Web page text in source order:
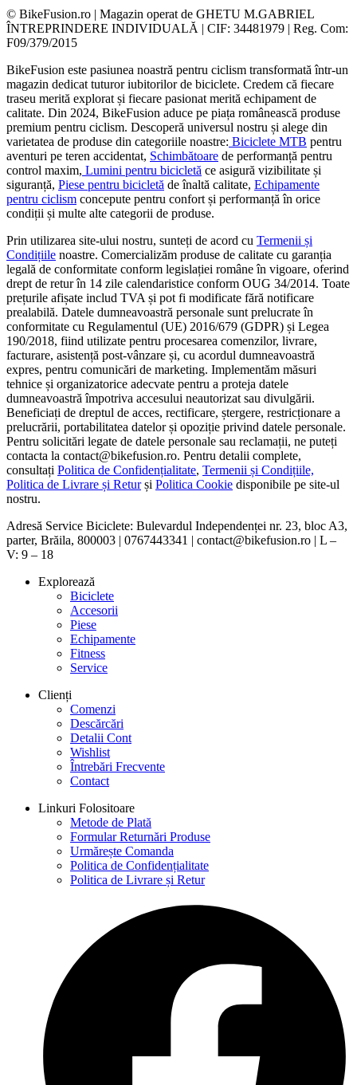
© BikeFusion.ro | Magazin operat de GHETU M.GABRIEL
ÎNTREPRINDERE INDIVIDUALĂ | CIF: 34481979 | Reg. Com:
F09/379/2015
BikeFusion este pasiunea noastră pentru ciclism transformată într-un
magazin dedicat tuturor iubitorilor de biciclete. Credem că fiecare
traseu merită explorat și fiecare pasionat merită echipament de
calitate. Din 2024, BikeFusion aduce pe piața românească produse
premium pentru ciclism. Descoperă universul nostru și alege din
varietatea de produse din categoriile noastre: Biciclete MTB pentru
aventuri pe teren accidentat, Schimbătoare de performanță pentru
control maxim, Lumini pentru bicicletă ce asigură vizibilitate și
siguranță, Piese pentru bicicletă de înaltă calitate, Echipamente
pentru ciclism concepute pentru confort și performanță în orice
condiții și multe alte categorii de produse.
Prin utilizarea site-ului nostru, sunteți de acord cu Termenii și
Condițiile noastre. Comercializăm produse de calitate cu garanția
legală de conformitate conform legislației române în vigoare, oferind
drept de retur în 14 zile calendaristice conform OUG 34/2014. Toate
prețurile afișate includ TVA și pot fi modificate fără notificare
prealabilă. Datele dumneavoastră personale sunt prelucrate în
conformitate cu Regulamentul (UE) 2016/679 (GDPR) și Legea
190/2018, fiind utilizate pentru procesarea comenzilor, livrare,
facturare, asistență post-vânzare și, cu acordul dumneavoastră
expres, pentru comunicări de marketing. Implementăm măsuri
tehnice și organizatorice adecvate pentru a proteja datele
dumneavoastră împotriva accesului neautorizat sau divulgării.
Beneficiați de dreptul de acces, rectificare, ștergere, restricționare a
prelucrării, portabilitatea datelor și opoziție privind datele personale.
Pentru solicitări legate de datele personale sau reclamații, ne puteți
contacta la contact@bikefusion.ro. Pentru detalii complete,
consultați Politica de Confidențialitate, Termenii și Condițiile,
Politica de Livrare și Returși Politica Cookie disponibile pe site-ul
nostru.
Adresă Service Biciclete: Bulevardul Independenței nr. 23, bloc A3,
parter, Brăila, 800003 | 0767443341 | contact@bikefusion.ro | L –
V: 9 – 18
Explorează
Biciclete
Accesorii
Piese
Echipamente
Fitness
Service
Clienți
Comenzi
Descărcări
Detalii Cont
Wishlist
Întrebări Frecvente
Contact
Linkuri Folositoare
Metode de Plată
Formular Returnări Produse
Urmărește Comanda
Politica de Confidențialitate
Politica de Livrare și Retur